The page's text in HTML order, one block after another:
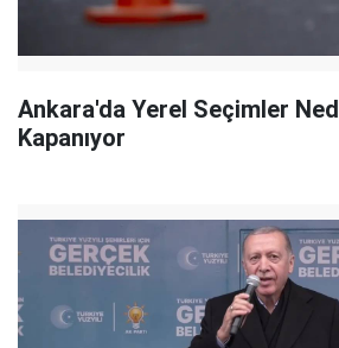
Ankara'da Yerel Seçimler
Kapanıyor